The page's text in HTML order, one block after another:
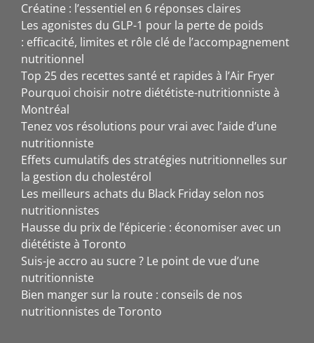
Créatine : l’essentiel en 6 réponses claires
Les agonistes du GLP-1 pour la perte de poids
: efficacité, limites et rôle clé de l’accompagnement
nutritionnel
Top 25 des recettes santé et rapides à l’Air Fryer
Pourquoi choisir notre diététiste-nutritionniste à
Montréal
Tenez vos résolutions pour vrai avec l’aide d’une
nutritionniste
Effets cumulatifs des stratégies nutritionnelles sur
la gestion du cholestérol
Les meilleurs achats du Black Friday selon nos
nutritionnistes
Hausse du prix de l’épicerie : économiser avec un
diététiste à Toronto
Suis-je accro au sucre ? Le point de vue d’une
nutritionniste
Bien manger sur la route : conseils de nos
nutritionnistes de Toronto